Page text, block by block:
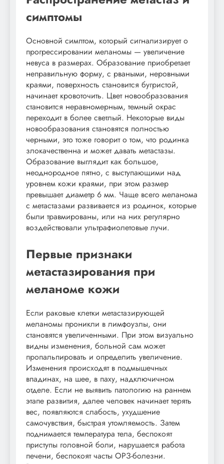
симптомы
Основной симптом, который сигнализирует о
прогрессировании меланомы — увеличение
невуса в размерах. Образование приобретает
неправильную форму, с рваными, неровными
краями, поверхность становится бугристой,
начинает кровоточить. Цвет новообразования
становится неравномерным, темный окрас
переходит в более светлый. Некоторые виды
новообразования становятся полностью
черными, это тоже говорит о том, что родинка
злокачественна и может давать метастазы.
Образование выглядит как большое,
неоднородное пятно, с выступающими над
уровнем кожи краями, при этом размер
превышает диаметр 6 мм. Чаще всего меланома
с метастазами развивается из родинок, которые
были травмированы, или на них регулярно
воздействовали ультрафиолетовые лучи.
Первые признаки
метастазирования при
меланоме кожи
Если раковые клетки метастазирующей
меланомы проникли в лимфоузлы, они
становятся увеличенными. При этом визуально
видны изменения, больной сам может
пропальпировать и определить увеличение.
Изменения происходят в подмышечных
впадинах, на шее, в паху, надключичном
отделе. Если не выявить патологию на раннем
этапе развития, далее человек начинает терять
вес, появляются слабость, ухудшение
самочувствия, быстрая утомляемость. Затем
поднимается температура тела, беспокоят
приступы головной боли, нарушается работа
печени, беспокоят часты ОРЗ-болезни.